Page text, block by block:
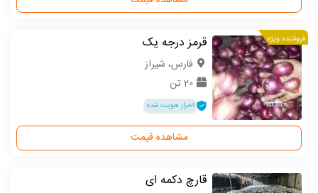
فروشنده ویژه قرمز درجه یک
فارس، شیراز
20 تن
احراز هویت شده
مشاهده قیمت
قارچ دکمه ای